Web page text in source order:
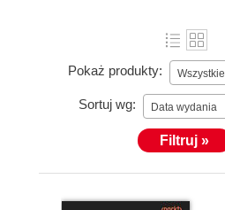
Pokaż produkty: Wszystkie
Sortuj wg: Data wydania
Filtruj »